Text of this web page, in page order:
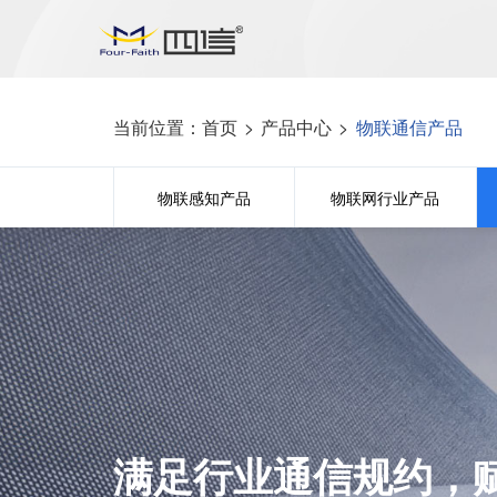
当前位置： 首页 > 产品中心 > 物联通信产品
物联感知产品 物联网行业产品
满足行业通信规约，